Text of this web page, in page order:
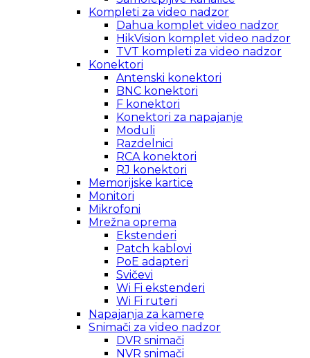
Kompleti za video nadzor
Dahua komplet video nadzor
HikVision komplet video nadzor
TVT kompleti za video nadzor
Konektori
Antenski konektori
BNC konektori
F konektori
Konektori za napajanje
Moduli
Razdelnici
RCA konektori
RJ konektori
Memorijske kartice
Monitori
Mikrofoni
Mrežna oprema
Ekstenderi
Patch kablovi
PoE adapteri
Svičevi
Wi Fi ekstenderi
Wi Fi ruteri
Napajanja za kamere
Snimači za video nadzor
DVR snimači
NVR snimači